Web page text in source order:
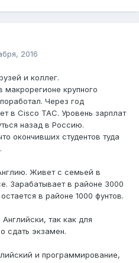
2016
и коллег.
макрорегионе крупного
Через год
в Cisco TAC. Уровень зарплат
назад в Россию.
окончивших студентов туда
Живет с семьей в
Зарабатывает в районе 3000
в районе 1000 фунтов.
так как для
сдать экзамен.
и программирование,